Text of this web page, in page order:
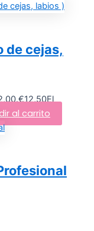
de cejas,
€12,50El
al carrito